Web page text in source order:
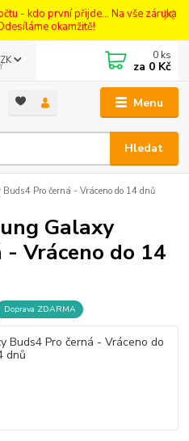
- kdo první přijde... Na vše záruka
okamžitě!
Menu
Hledat
0 ks
za 0 Kč
Pro černá - Vráceno do 14 dnů
Galaxy
- Vráceno do 14
Doprava ZDARMA